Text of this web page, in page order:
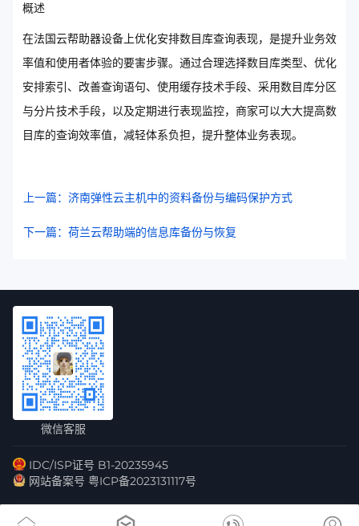
概述
在法国云帮助器设备上优化安排数目库查询表现，是提升业务效
率值和使用者体验的要害步骤。通过合理选择数目库类型、优化
安排索引、改善查询语句、使用缓存技术手段、采用数目库分区
与分片技术手段，以及定期进行表现监控，商家可以大大提高数
目库的查询效率值，减轻体系负担，提升整体业务表现。
上一篇：济南弹性云主机中的资料备份与编码保护方式
下一篇：荷兰云帮助端的信息库备份与恢复
微信客服
IDC/ISP证号 B1-20235945
网站备案号 粤ICP备2023131117号